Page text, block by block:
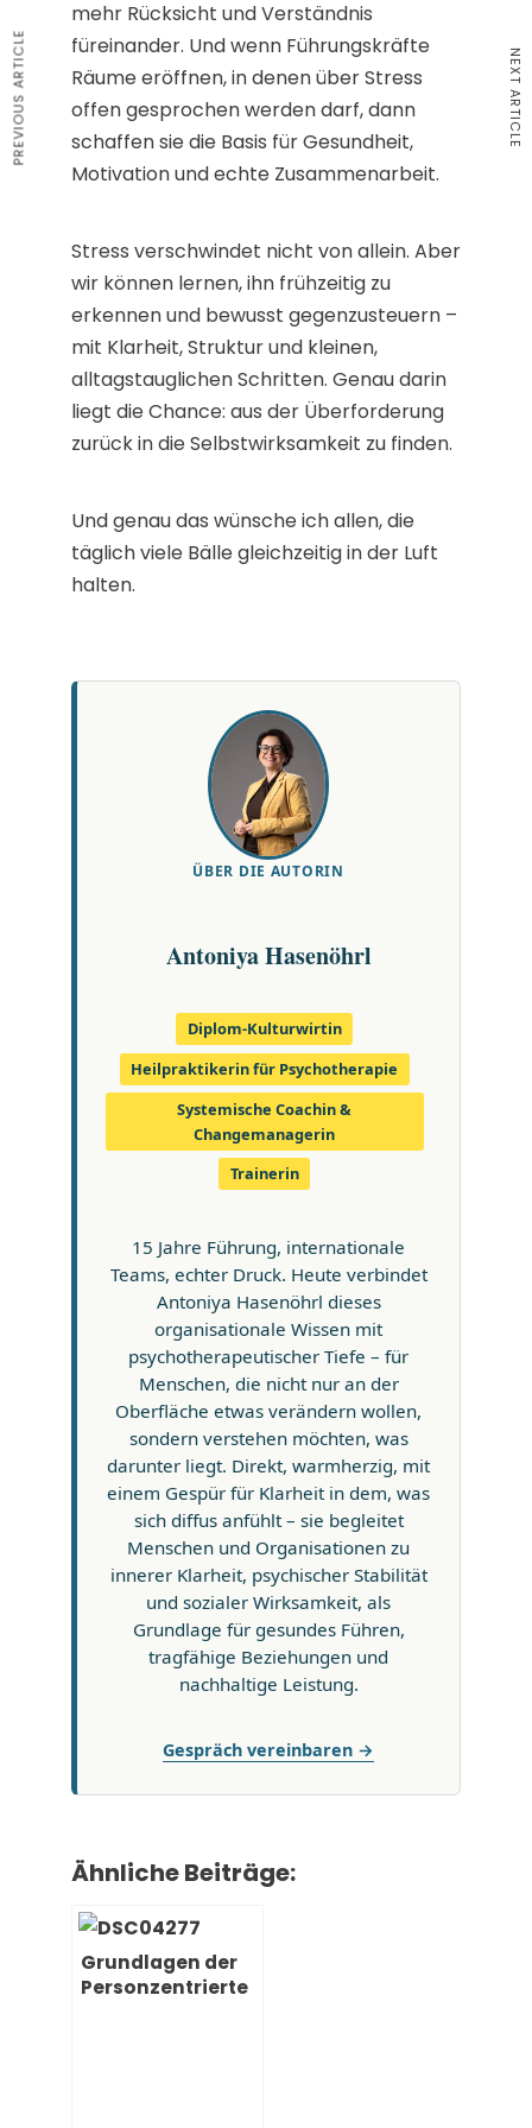
mehr Rücksicht und Verständnis
füreinander. Und wenn Führungskräfte
Räume eröffnen, in denen über Stress
offen gesprochen werden darf, dann
schaffen sie die Basis für Gesundheit,
Motivation und echte Zusammenarbeit.
Stress verschwindet nicht von allein. Aber
wir können lernen, ihn frühzeitig zu
erkennen und bewusst gegenzusteuern –
mit Klarheit, Struktur und kleinen,
alltagstauglichen Schritten. Genau darin
liegt die Chance: aus der Überforderung
zurück in die Selbstwirksamkeit zu finden.
Und genau das wünsche ich allen, die
täglich viele Bälle gleichzeitig in der Luft
halten.
ÜBER DIE AUTORIN
Antoniya Hasenöhrl
Diplom-Kulturwirtin
Heilpraktikerin für Psychotherapie
Systemische Coachin &
Changemanagerin
Trainerin
15 Jahre Führung, internationale
Teams, echter Druck. Heute verbindet
Antoniya Hasenöhrl dieses
organisationale Wissen mit
psychotherapeutischer Tiefe – für
Menschen, die nicht nur an der
Oberfläche etwas verändern wollen,
sondern verstehen möchten, was
darunter liegt. Direkt, warmherzig, mit
einem Gespür für Klarheit in dem, was
sich diffus anfühlt – sie begleitet
Menschen und Organisationen zu
innerer Klarheit, psychischer Stabilität
und sozialer Wirksamkeit, als
Grundlage für gesundes Führen,
tragfähige Beziehungen und
nachhaltige Leistung.
Gespräch vereinbaren →
Ähnliche Beiträge:
Grundlagen der
Personzentrierte
PREVIOUS ARTICLE NEXT ARTICLE